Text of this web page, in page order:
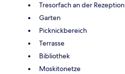
Tresorfach an der Rezeption
Garten
Picknickbereich
Terrasse
Bibliothek
Moskitonetze